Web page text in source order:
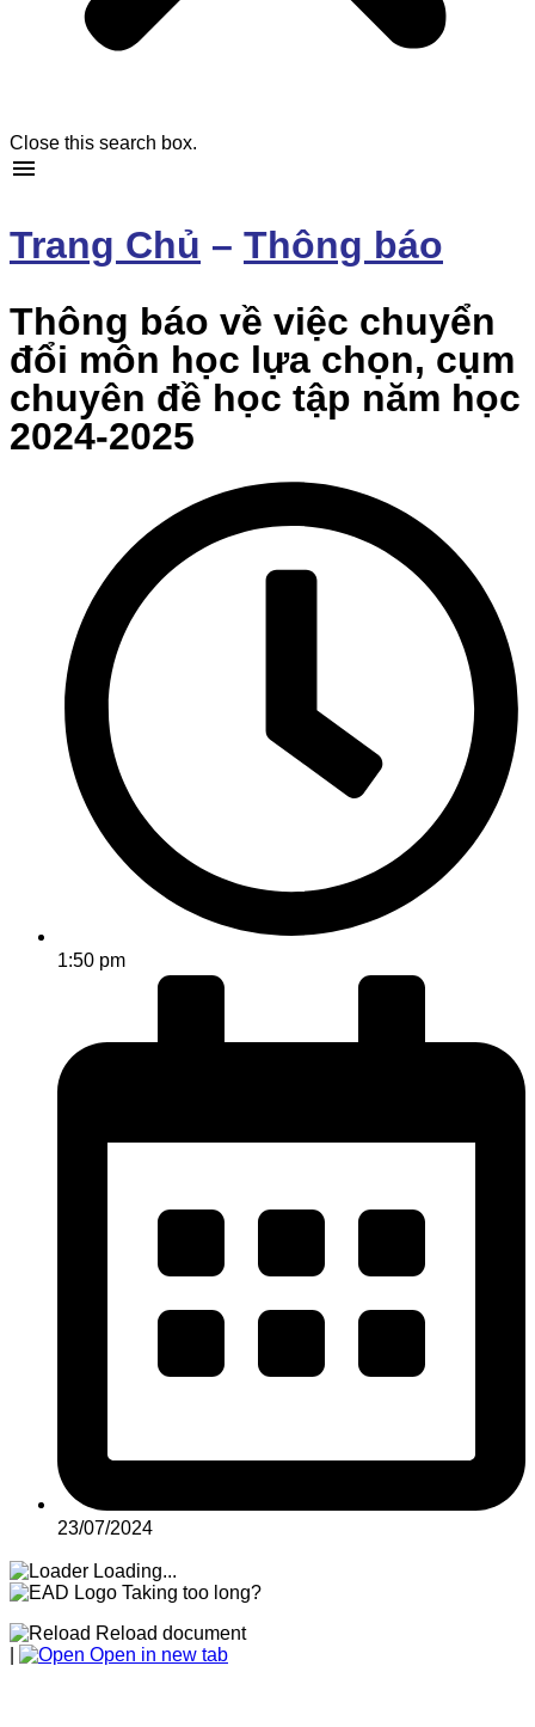
Close this search box.
Trang Chủ – Thông báo
Thông báo về việc chuyển
đổi môn học lựa chọn, cụm
chuyên đề học tập năm học
2024-2025
1:50 pm
23/07/2024
Loading...
Taking too long?
Reload document
Open in new tab